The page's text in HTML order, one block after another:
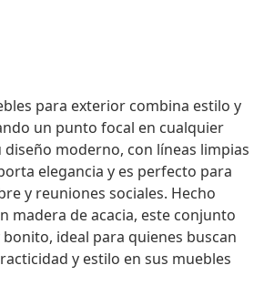
para exterior combina estilo y
un punto focal en cualquier
diseño moderno, con líneas limpias
elegancia y es perfecto para
y reuniones sociales. Hecho
madera de acacia, este conjunto
ideal para quienes buscan
y estilo en sus muebles